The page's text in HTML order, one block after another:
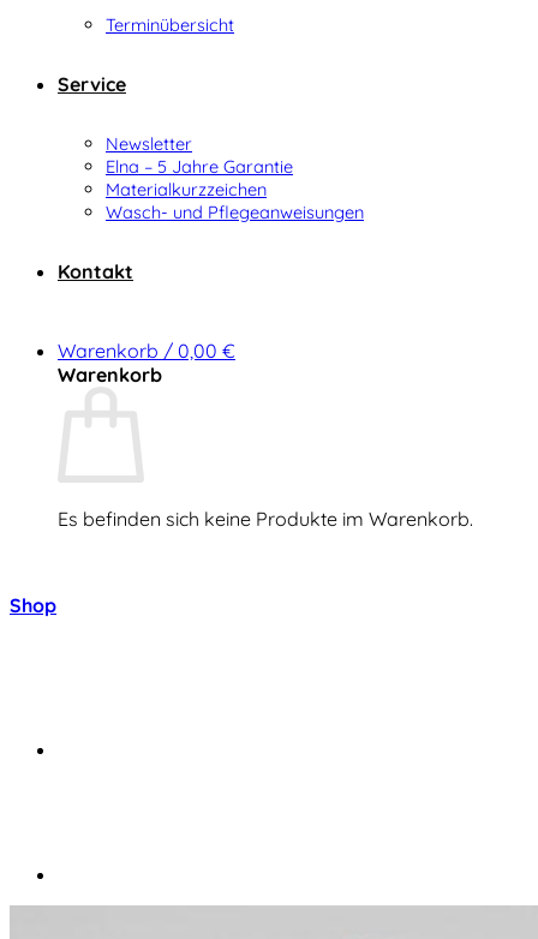
Terminübersicht
Service
Newsletter
Elna – 5 Jahre Garantie
Materialkurzzeichen
Wasch- und Pflegeanweisungen
Kontakt
Warenkorb / 0,00 €
Warenkorb
Es befinden sich keine Produkte im Warenkorb.
Shop